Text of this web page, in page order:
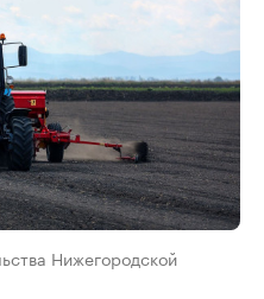
Нижегородской